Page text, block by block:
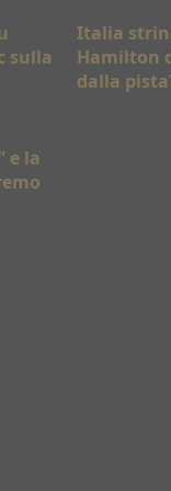
sulla
Italia
Hamilton
dalla
e la